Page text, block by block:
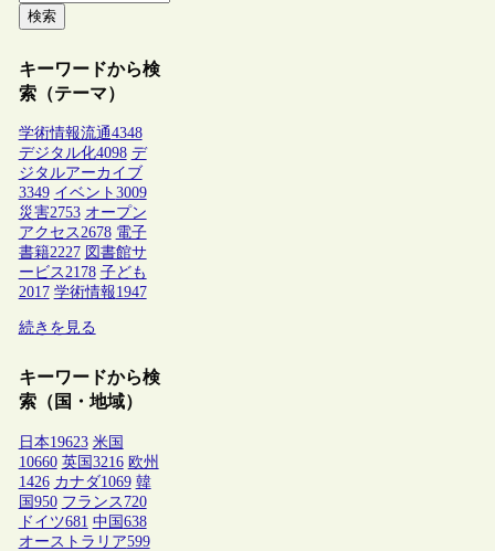
検索
キーワードから検
索（テーマ）
学術情報流通4348
デジタル化4098 デ
ジタルアーカイブ
3349 イベント 3009
災害2753 オープン
アクセス2678 電子
書籍2227 図書館サ
ービス2178 子ども
2017 学術情報1947
続きを見る
キーワードから検
索（国・地域）
日本19623 米国
10660 英国 3216 欧州
1426 カナダ1069 韓
国 950 フランス 720
ドイツ681 中国 638
オーストラリア599